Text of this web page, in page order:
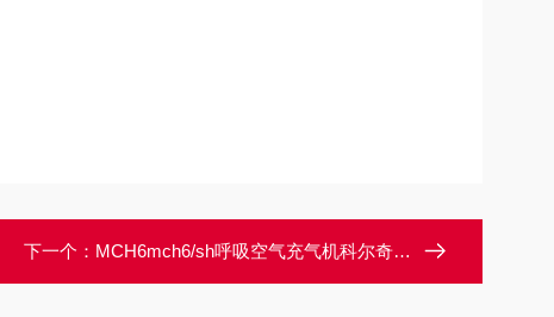
下一个： MCH6mch6/sh呼吸空气充气机科尔奇空气压缩机